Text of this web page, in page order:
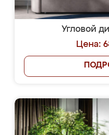
Угловой
Цена: